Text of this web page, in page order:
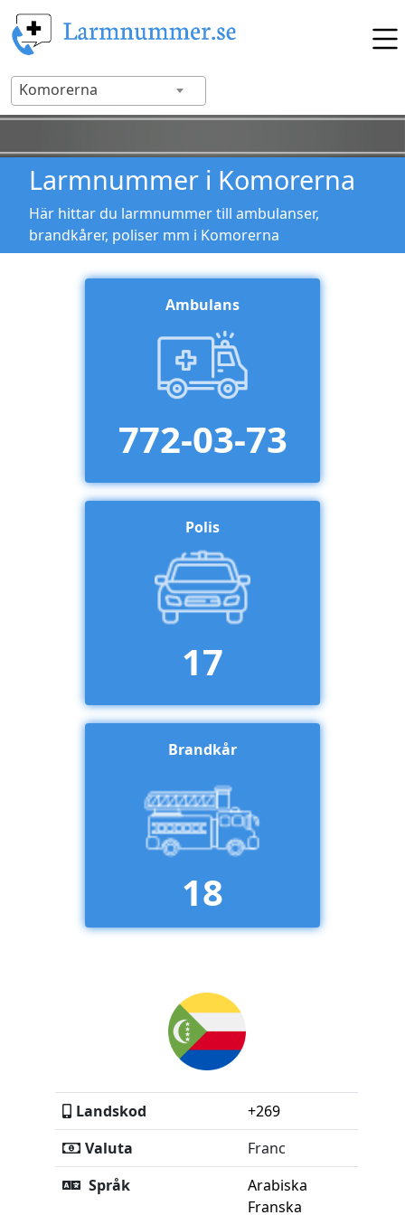
Komorerna
Larmnummer i Komorerna
Här hittar du larmnummer till ambulanser,
brandkårer, poliser mm i Komorerna
Ambulans
772-03-73
Polis
17
Brandkår
18
Landskod
+269
Valuta
Franc
Språk
Arabiska
Franska